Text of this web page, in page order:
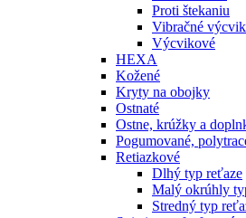
Proti štekaniu
Vibračné
Výcvikové
HEXA
Kožené
Kryty na obojky
Ostnaté
Ostne, krúžky a
Pogumované,
Retiazkové
Dlhý typ reťaze
Malý okrúhly
Stredný typ